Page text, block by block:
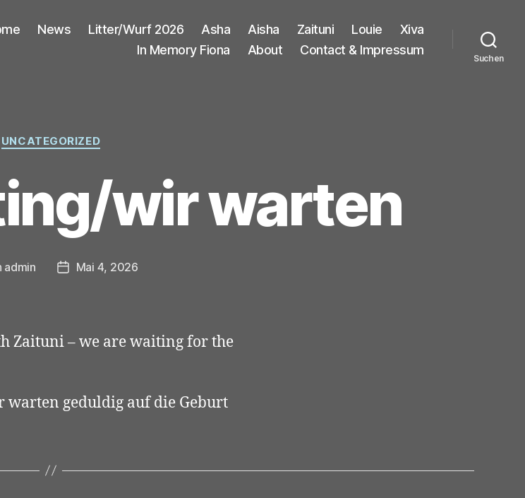
News Litter/Wurf 2026 Asha Aisha Zaituni Louie
Xiva
In Memory Fiona
About Contact & Impressum
Suchen
Kategorien
UNCATEGORIZED
wir warten
admin Veröffentlichungsdatum
Mai 4, 2026
Zaituni – we are waiting for the
warten geduldig auf die Geburt